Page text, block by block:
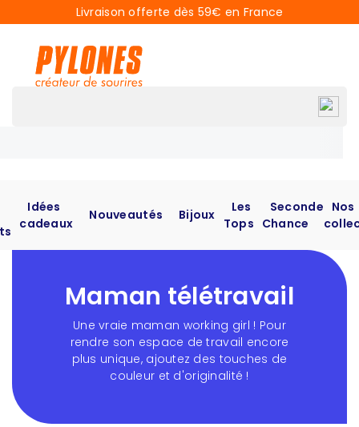
Livraison offerte dès 59€ en France
Idées
cadeaux
Nouveautés Bijoux
Les
Tops
Seconde
Chance
Nos
Maman télétravail
Une vraie maman working girl ! Pour
rendre son espace de travail encore
plus unique, ajoutez des touches de
couleur et d'originalité !